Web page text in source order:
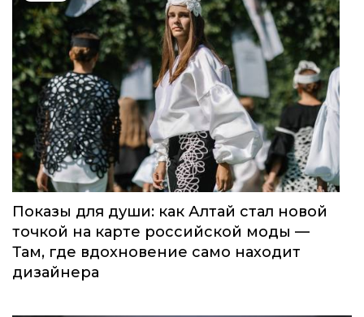
Показы для души: как Алтай стал новой
точкой на карте российской моды —
Там, где вдохновение само находит
дизайнера